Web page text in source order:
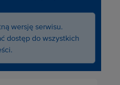
wersję serwisu.
dostęp do wszystkich